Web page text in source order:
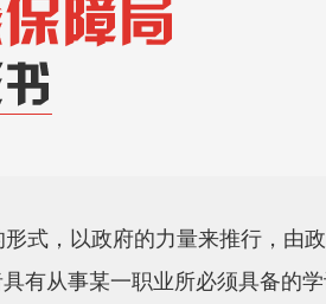
式，以政府的力量来推行，由
有从事某一职业所必须具备的